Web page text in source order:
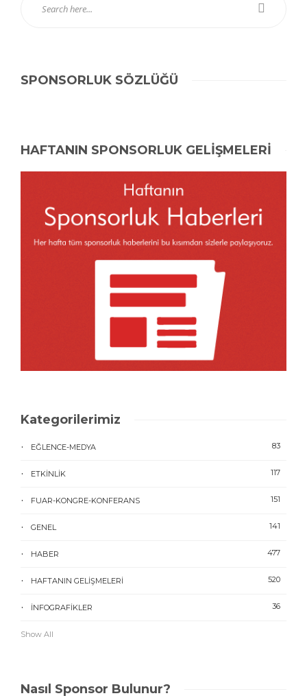
SPONSORLUK SÖZLÜĞÜ
HAFTANIN SPONSORLUK GELİŞMELERİ
Kategorilerimiz
EĞLENCE-MEDYA 83
ETKINLIK 117
FUAR-KONGRE-KONFERANS 151
GENEL 141
HABER 477
HAFTANIN GELIŞMELERI 520
İNFOGRAFIKLER 36
Show All
Nasıl Sponsor Bulunur?